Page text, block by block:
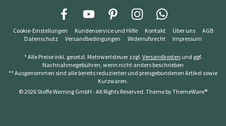
Cookie-Einstellungen Kundenservice und Hilfe Kontakt Über uns
AGB
Datenschutz
Versandbedingungen Widerrufsrecht Impressum
* Alle Preise inkl. gesetzl. Mehrwertsteuer zzgl. Versandkosten und ggf.
Nachnahmegebühren, wenn nicht anders beschrieben
** Ausgenommen sind alle bereits reduzierten und preisgebundenen Artikel sowie
Kurzwaren.
© 2026 Stoffe Werning GmbH - All Rights Reserved. Theme byThemeWare®